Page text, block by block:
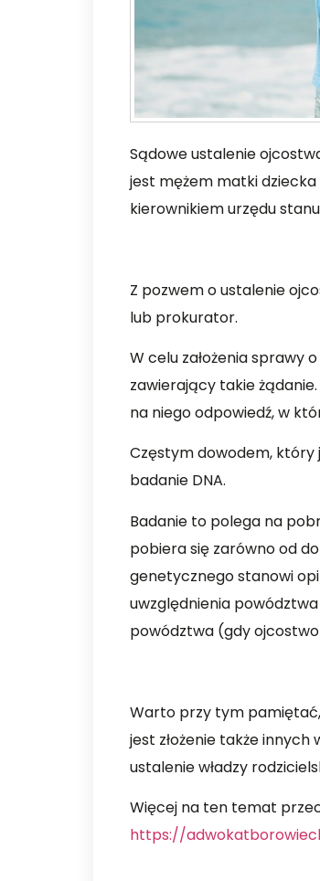
Sądowe ustalenie
jest mężem matki
kierownikiem urzędu
Z pozwem o ustalenie
lub prokurator.
W celu założenia sprawy
zawierający takie
na niego odpowiedź, w
Częstym dowodem,
badanie DNA.
Badanie to polega na
pobiera się zarówno od
genetycznego stanowi
uwzględnienia
powództwa (gdy
Warto przy tym
jest złożenie także
ustalenie władzy
Więcej na ten temat
https://